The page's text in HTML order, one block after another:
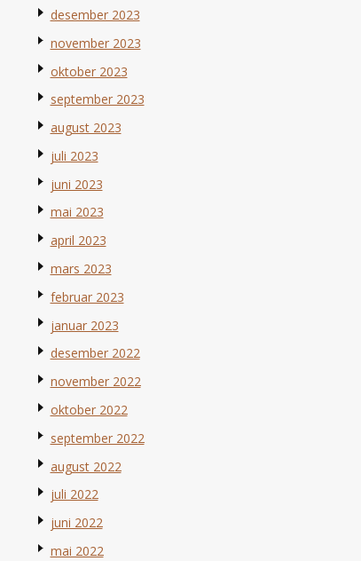
desember 2023
november 2023
oktober 2023
september 2023
august 2023
juli 2023
juni 2023
mai 2023
april 2023
mars 2023
februar 2023
januar 2023
desember 2022
november 2022
oktober 2022
september 2022
august 2022
juli 2022
juni 2022
mai 2022